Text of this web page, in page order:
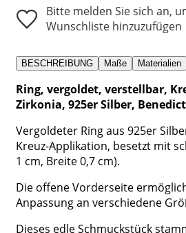
Bitte melden Sie sich an,
Wunschliste hinzuzufügen
BESCHREIBUNG Maße Materialien
Ring, vergoldet, verstellbar,
Zirkonia, 925er Silber,
Vergoldeter Ring aus 925er
Kreuz-Applikation, besetzt mit
1 cm, Breite 0,7 cm).
Die offene Vorderseite
Anpassung an verschiedene
Dieses edle Schmuckstück